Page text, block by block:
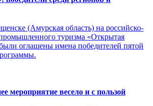
(Амурская область) на российско-
туризма «Открытая
оглашены имена победителей пятой
мероприятие весело и с пользой